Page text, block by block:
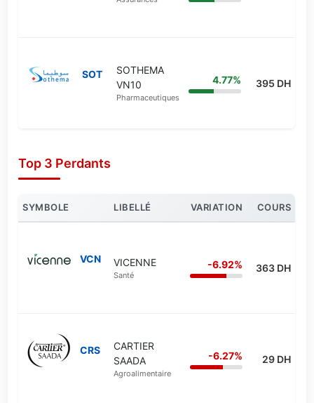
SOT
SOTHEMA
VN10
Pharmaceutiques
4.77% 395 DH
Top 3 Perdants
SYMBOLE LIBELLÉ VARIATION COURS
VCN VICENNE
Santé
-6.92% 363 DH
CRS
CARTIER
SAADA
Agroalimentaire
-6.27% 29 DH